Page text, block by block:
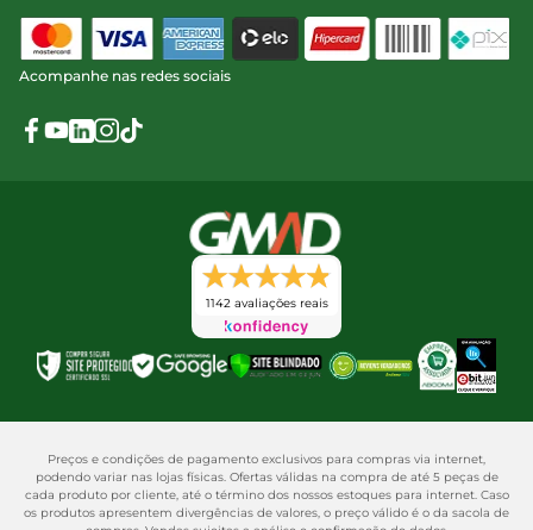
Acompanhe nas redes sociais
1142 avaliações reais
Preços e condições de pagamento exclusivos para compras via internet,
podendo variar nas lojas físicas. Ofertas válidas na compra de até 5 peças de
cada produto por cliente, até o término dos nossos estoques para internet. Caso
os produtos apresentem divergências de valores, o preço válido é o da sacola de